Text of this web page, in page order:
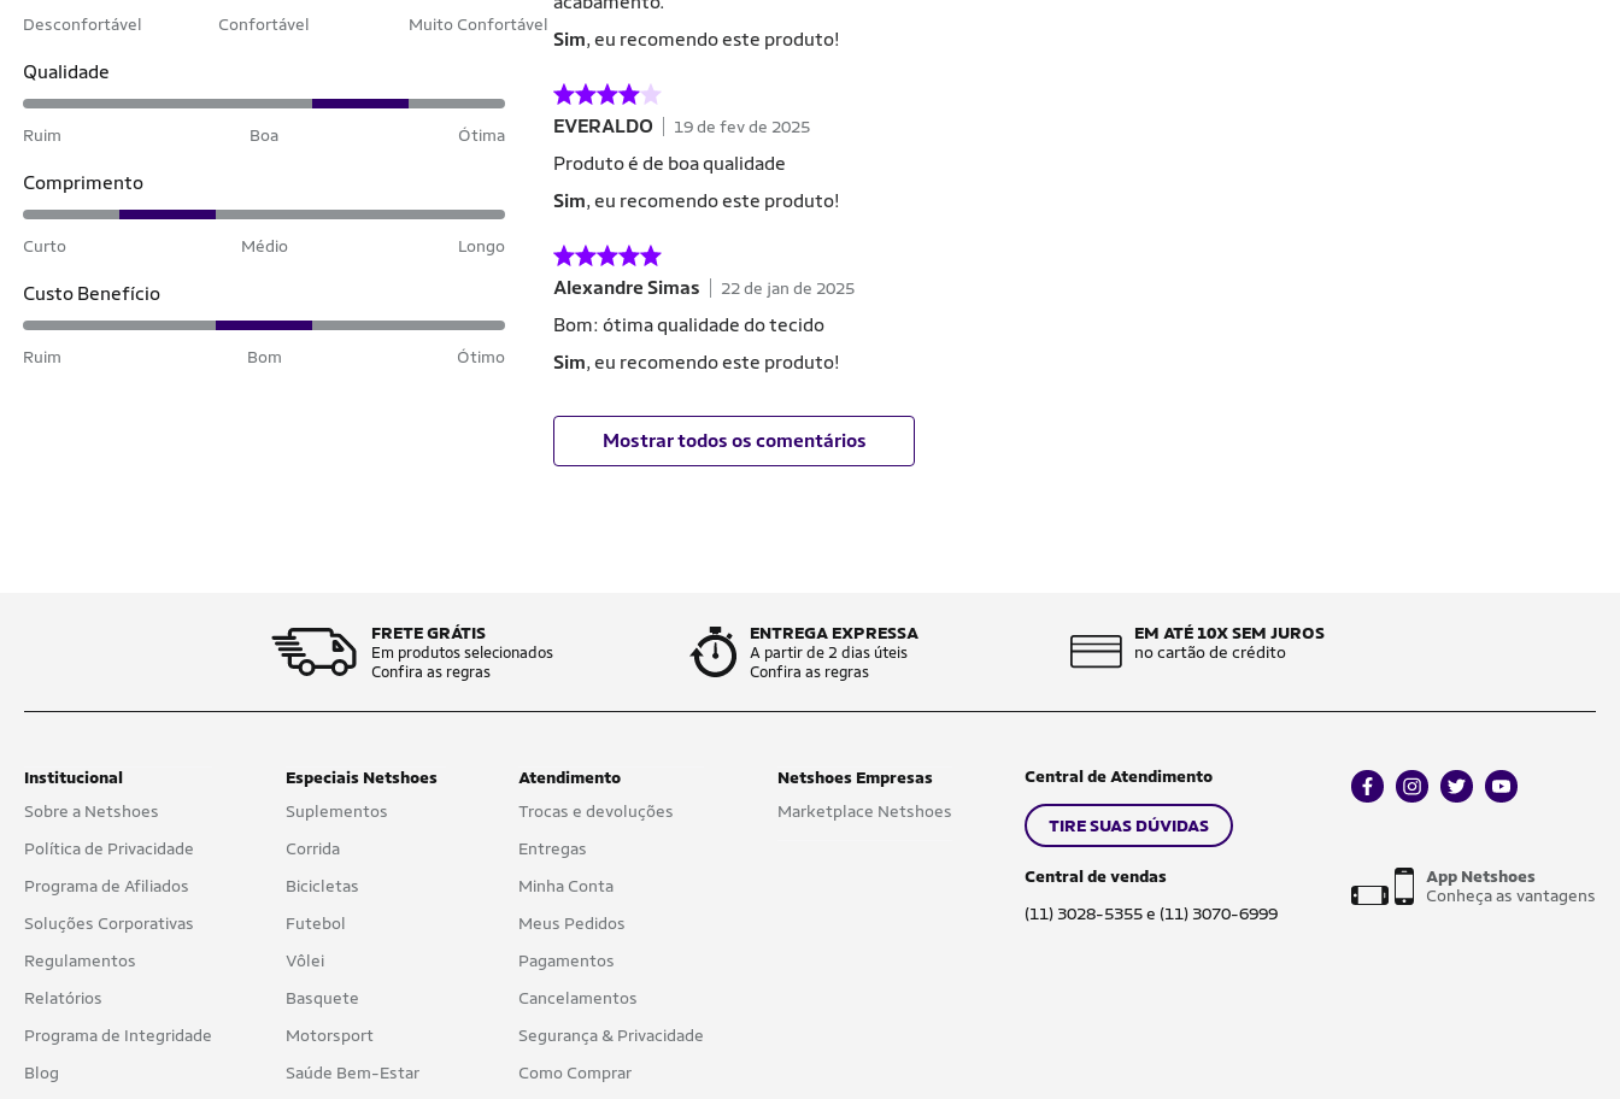
Desconfortável Confortável Muito Confortável
Qualidade
Ruim Boa Ótima
Comprimento
Curto Médio Longo
Custo Benefício
Ruim Bom Ótimo
Sim, eu recomendo este produto!
EVERALDO 19 de fev de 2025
Produto é de boa qualidade
Sim, eu recomendo este produto!
Alexandre Simas 22 de jan de 2025
Bom: ótima qualidade do tecido
Sim, eu recomendo este produto!
Mostrar todos os comentários
FRETE GRÁTIS
Em produtos selecionados
Confira as regras
ENTREGA EXPRESSA
A partir de 2 dias úteis
Confira as regras
EM ATÉ 10X SEM JUROS
no cartão de crédito
Institucional
Sobre a Netshoes
Política de Privacidade
Programa de Afiliados
Soluções Corporativas
Regulamentos
Relatórios
Programa de Integridade
Blog
Especiais Netshoes
Suplementos
Corrida
Bicicletas
Futebol
Vôlei
Basquete
Motorsport
Saúde Bem-Estar
Atendimento
Trocas e devoluções
Entregas
Minha Conta
Meus Pedidos
Pagamentos
Cancelamentos
Segurança & Privacidade
Como Comprar
Netshoes Empresas
Marketplace Netshoes
Central de Atendimento
TIRE SUAS DÚVIDAS
Central de vendas
(11) 3028-5355 e (11) 3070-6999
facebookinstagram
twitteryoutube
App Netshoes
Conheça as vantagens